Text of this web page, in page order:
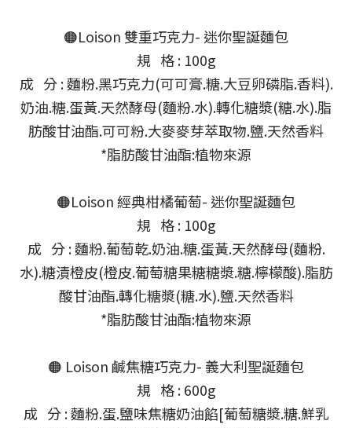
🟠Loison 雙重巧克力- 迷你聖誕麵包
規 格 : 100g
成 分 : 麵粉.黑巧克力(可可膏.糖.大豆卵磷脂.香料).
奶油.糖.蛋黃.天然酵母(麵粉.水).轉化糖漿(糖.水).脂
肪酸甘油酯.可可粉.大麥麥芽萃取物.鹽.天然香料
*脂肪酸甘油酯:植物來源
🟠Loison 經典柑橘葡萄- 迷你聖誕麵包
規 格 : 100g
成 分 : 麵粉.葡萄乾.奶油.糖.蛋黃.天然酵母(麵粉.
水).糖漬橙皮(橙皮.葡萄糖果糖糖漿.糖.檸檬酸).脂肪
酸甘油酯.轉化糖漿(糖.水).鹽.天然香料
*脂肪酸甘油酯:植物來源
🟠 Loison 鹹焦糖巧克力- 義大利聖誕麵包
規 格 : 600g
成 分 : 麵粉.蛋.鹽味焦糖奶油餡[葡萄糖漿.糖.鮮乳